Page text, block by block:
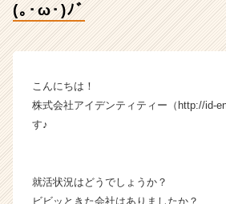
ン
長
(｡･ω･)ﾉﾞ
こんにちは！
株式会社アイデンティティー（http://id-
す♪
就活状況はどうでしょうか？
ビビッときた会社はありましたか？